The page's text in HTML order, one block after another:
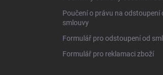
Poučení o právu na odstoupení
smlouvy
Formulář pro odstoupení od
Formulář pro reklamaci zboží